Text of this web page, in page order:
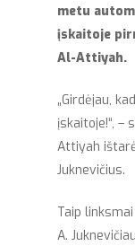
metu
įskaitoje
Al-Attiyah.
„Girdėjau,
įskaitoje!“, –
Attiyah
Juknevičius.
Taip
A.